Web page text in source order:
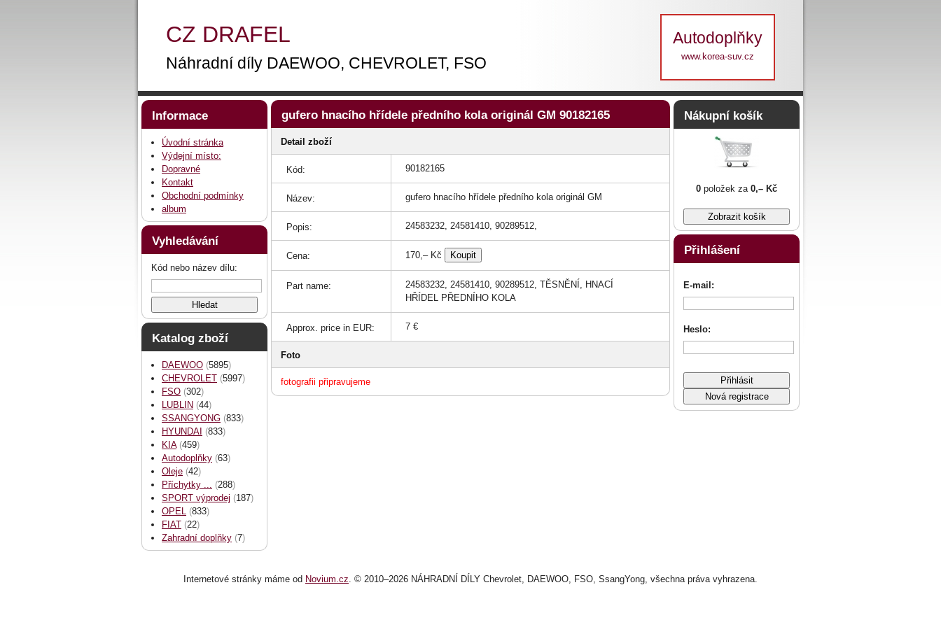
Informace
Úvodní stránka
Výdejní místo:
Dopravné
Kontakt
Obchodní podmínky
album
Vyhledávání
Kód nebo název dílu:
Katalog zboží
DAEWOO (5895)
CHEVROLET (5997)
FSO (302)
LUBLIN (44)
SSANGYONG (833)
HYUNDAI (833)
KIA (459)
Autodoplňky (63)
Oleje (42)
Příchytky ... (288)
SPORT výprodej (187)
OPEL (833)
FIAT (22)
Zahradní doplňky (7)
gufero hnacího hřídele předního kola originál GM 90182165
Detail zboží
Kód: 90182165
Název: gufero hnacího hřídele předního kola originál GM
Popis: 24583232, 24581410, 90289512,
Cena: 170,– Kč
Part name:
24583232, 24581410, 90289512, TĚSNĚNÍ, HNACÍ
HŘÍDEL PŘEDNÍHO KOLA
Approx. price in EUR: 7 €
Foto
fotografii připravujeme
Nákupní košík
0 položek za 0,– Kč
Přihlášení
E-mail:
Heslo:
Internetové stránky máme od Novium.cz. © 2010–2026 NÁHRADNÍ DÍLY Chevrolet, DAEWOO, FSO, SsangYong, všechna práva vyhrazena.
CZ DRAFEL
Náhradní díly DAEWOO, CHEVROLET, FSO
Autodoplňky
www.korea-suv.cz